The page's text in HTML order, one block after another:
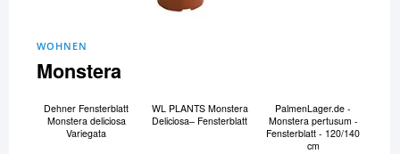
WOHNEN
Monstera
Dehner Fensterblatt
Monstera deliciosa
Variegata
WL PLANTS Monstera
Deliciosa– Fensterblatt
PalmenLager.de -
Monstera pertusum -
Fensterblatt - 120/140
cm